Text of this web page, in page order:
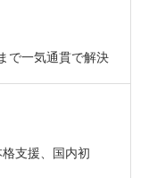
で一気通貫で解決
支援、国内初